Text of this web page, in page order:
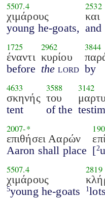
5507.4
χιμάρους
young he-goats,
2532
και
and
1725
έναντι
before
2962
κυρίου
the lord
3844
by
4633
σκηνής
tent
3588
του
of the
3142
2007-*
επιθήσει Ααρών
Aaron shall place [2
5507.4
χιμάρους
5young he-goats
2819
1